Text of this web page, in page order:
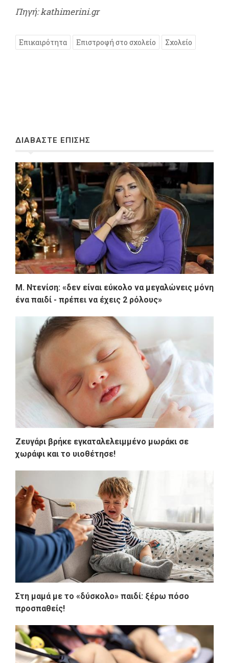
Πηγή: kathimerini.gr
Επικαιρότητα Επιστροφή στο σχολείο Σχολείο
ΔΙΑΒΑΣΤΕ ΕΠΙΣΗΣ
Μ. Ντενίση: «δεν είναι εύκολο να μεγαλώνεις μόνη
ένα παιδί - πρέπει να έχεις 2 ρόλους»
Ζευγάρι βρήκε εγκαταλελειμμένο μωράκι σε
χωράφι και το υιοθέτησε!
Στη μαμά με το «δύσκολο» παιδί: ξέρω πόσο
προσπαθείς!